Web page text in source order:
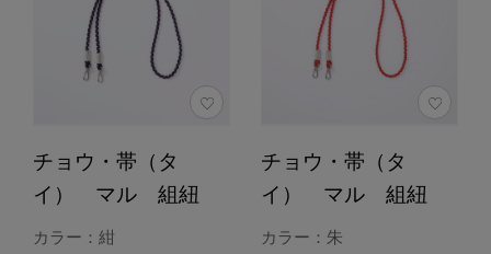
チョウ・帯（タ
イ） マル 組紐
カラー：紺
チョウ・帯（タ
イ） マル 組紐
カラー：朱